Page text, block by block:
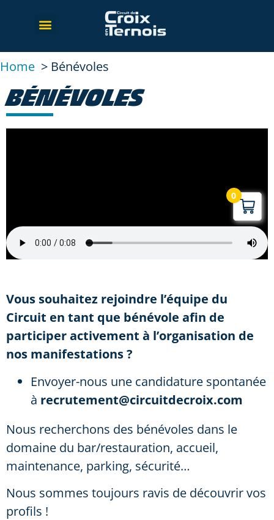
Home Bénévoles
BÉNÉVOLES
Vous souhaitez rejoindre l’équipe du
Circuit en tant que bénévole afin de
participer activement à l’organisation de
nos manifestations ?
Envoyer-nous une candidature spontanée
à recrutement@circuitdecroix.com
Nous recherchons des bénévoles dans le
domaine du bar/restauration, accueil,
maintenance, parking, sécurité…
Nous sommes toujours ravis de découvrir vos
profils !
0